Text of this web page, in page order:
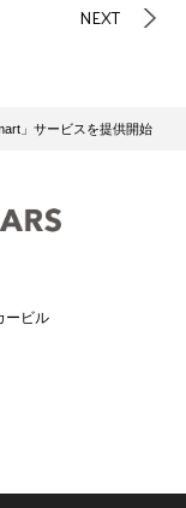
NEXT
」サービスを提供開始
ービル